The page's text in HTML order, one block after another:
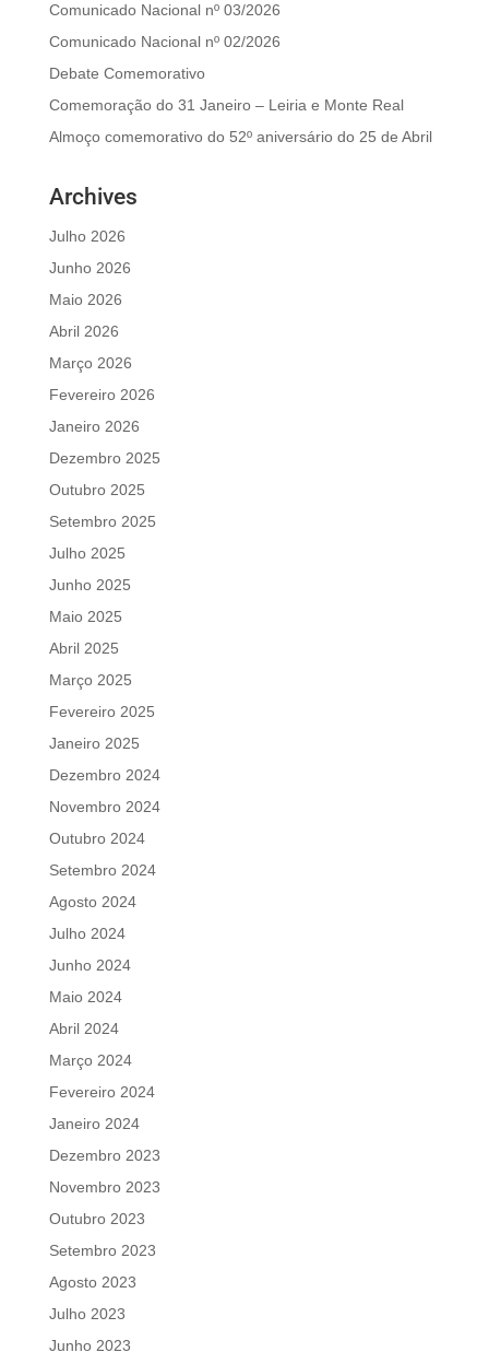
Comunicado Nacional nº 03/2026
Comunicado Nacional nº 02/2026
Debate Comemorativo
Comemoração do 31 Janeiro – Leiria e Monte Real
Almoço comemorativo do 52º aniversário do 25 de Abril
Archives
Julho 2026
Junho 2026
Maio 2026
Abril 2026
Março 2026
Fevereiro 2026
Janeiro 2026
Dezembro 2025
Outubro 2025
Setembro 2025
Julho 2025
Junho 2025
Maio 2025
Abril 2025
Março 2025
Fevereiro 2025
Janeiro 2025
Dezembro 2024
Novembro 2024
Outubro 2024
Setembro 2024
Agosto 2024
Julho 2024
Junho 2024
Maio 2024
Abril 2024
Março 2024
Fevereiro 2024
Janeiro 2024
Dezembro 2023
Novembro 2023
Outubro 2023
Setembro 2023
Agosto 2023
Julho 2023
Junho 2023